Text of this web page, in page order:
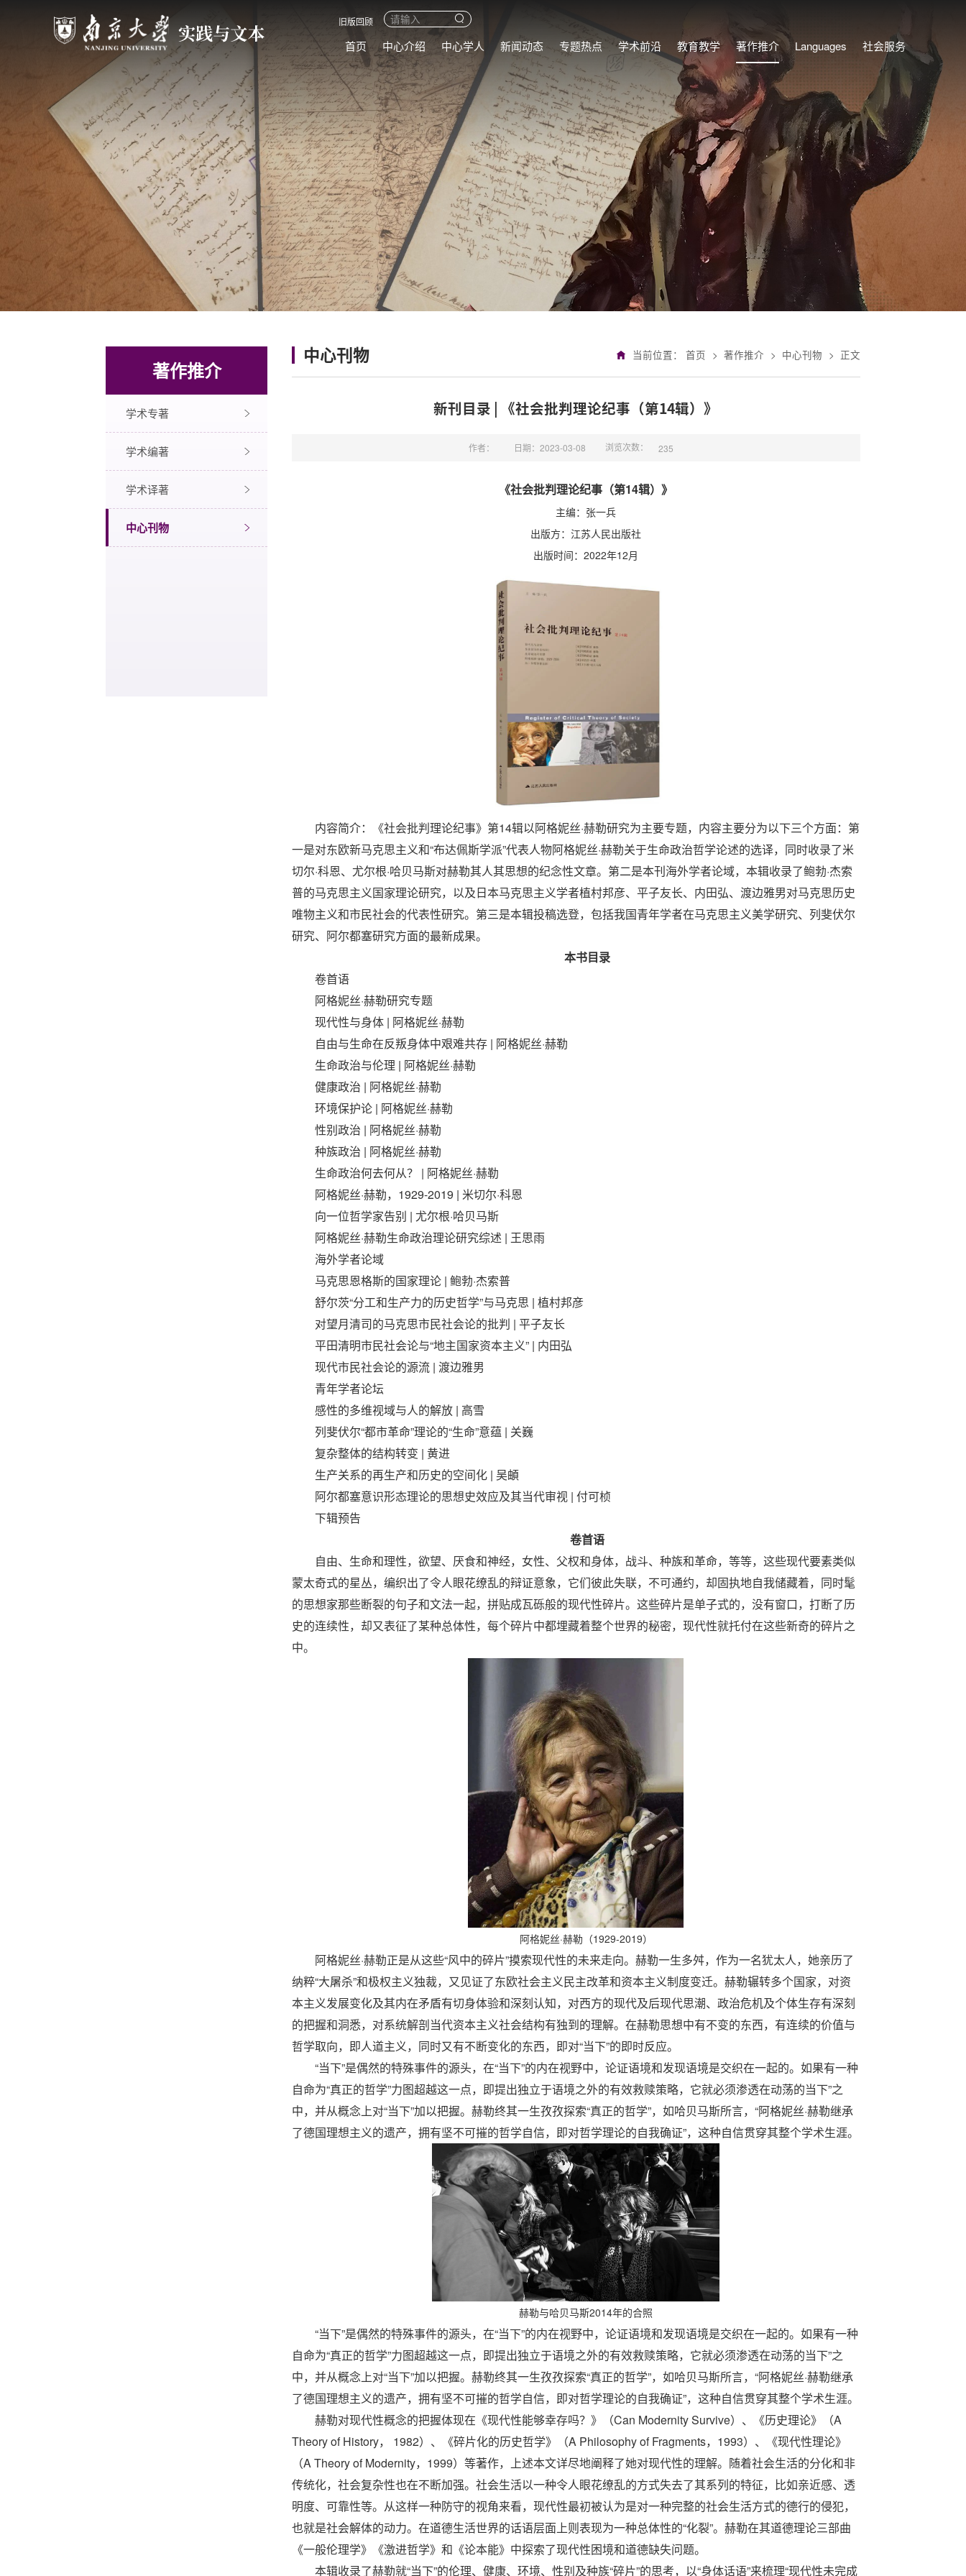
旧版回顾
首页 中心介绍 中心学人 新闻动态 专题热点 学术前沿 教育教学 著作推介 Languages 社会服务
著作推介
学术专著
学术编著
学术译著
中心刊物
中心刊物 当前位置： 首页 > 著作推介 > 中心刊物 > 正文
新刊目录 | 《社会批判理论纪事（第14辑）》
作者： 日期：2023-03-08 浏览次数： 235
《社会批判理论纪事（第14辑）》
主编：张一兵
出版方：江苏人民出版社
出版时间：2022年12月
内容简介：《社会批判理论纪事》第14辑以阿格妮丝·赫勒研究为主要专题，内容主要分为以下三个方面：第
一是对东欧新马克思主义和“布达佩斯学派”代表人物阿格妮丝·赫勒关于生命政治哲学论述的选译，同时收录了米
切尔·科恩、尤尔根·哈贝马斯对赫勒其人其思想的纪念性文章。第二是本刊海外学者论域，本辑收录了鲍勃·杰索
普的马克思主义国家理论研究，以及日本马克思主义学者植村邦彦、平子友长、内田弘、渡边雅男对马克思历史
唯物主义和市民社会的代表性研究。第三是本辑投稿选登，包括我国青年学者在马克思主义美学研究、列斐伏尔
研究、阿尔都塞研究方面的最新成果。
本书目录
卷首语
阿格妮丝·赫勒研究专题
现代性与身体 | 阿格妮丝·赫勒
自由与生命在反叛身体中艰难共存 | 阿格妮丝·赫勒
生命政治与伦理 | 阿格妮丝·赫勒
健康政治 | 阿格妮丝·赫勒
环境保护论 | 阿格妮丝·赫勒
性别政治 | 阿格妮丝·赫勒
种族政治 | 阿格妮丝·赫勒
生命政治何去何从？ | 阿格妮丝·赫勒
阿格妮丝·赫勒，1929-2019 | 米切尔·科恩
向一位哲学家告别 | 尤尔根·哈贝马斯
阿格妮丝·赫勒生命政治理论研究综述 | 王思雨
海外学者论域
马克思恩格斯的国家理论 | 鲍勃·杰索普
舒尔茨“分工和生产力的历史哲学”与马克思 | 植村邦彦
对望月清司的马克思市民社会论的批判 | 平子友长
平田清明市民社会论与“地主国家资本主义” | 内田弘
现代市民社会论的源流 | 渡边雅男
青年学者论坛
感性的多维视域与人的解放 | 高雪
列斐伏尔“都市革命”理论的“生命”意蕴 | 关巍
复杂整体的结构转变 | 黄进
生产关系的再生产和历史的空间化 | 吴頔
阿尔都塞意识形态理论的思想史效应及其当代审视 | 付可桢
下辑预告
卷首语
自由、生命和理性，欲望、厌食和神经，女性、父权和身体，战斗、种族和革命，等等，这些现代要素类似
蒙太奇式的星丛，编织出了令人眼花缭乱的辩证意象，它们彼此失联，不可通约，却固执地自我储藏着，同时髦
的思想家那些断裂的句子和文法一起，拼贴成瓦砾般的现代性碎片。这些碎片是单子式的，没有窗口，打断了历
史的连续性，却又表征了某种总体性，每个碎片中都埋藏着整个世界的秘密，现代性就托付在这些新奇的碎片之
中。
阿格妮丝·赫勒（1929-2019）
阿格妮丝·赫勒正是从这些“风中的碎片”摸索现代性的未来走向。赫勒一生多舛，作为一名犹太人，她亲历了
纳粹“大屠杀”和极权主义独裁，又见证了东欧社会主义民主改革和资本主义制度变迁。赫勒辗转多个国家，对资
本主义发展变化及其内在矛盾有切身体验和深刻认知，对西方的现代及后现代思潮、政治危机及个体生存有深刻
的把握和洞悉，对系统解剖当代资本主义社会结构有独到的理解。在赫勒思想中有不变的东西，有连续的价值与
哲学取向，即人道主义，同时又有不断变化的东西，即对“当下”的即时反应。
“当下”是偶然的特殊事件的源头，在“当下”的内在视野中，论证语境和发现语境是交织在一起的。如果有一种
自命为“真正的哲学”力图超越这一点，即提出独立于语境之外的有效救赎策略，它就必须渗透在动荡的当下”之
中，并从概念上对“当下”加以把握。赫勒终其一生孜孜探索“真正的哲学”，如哈贝马斯所言，“阿格妮丝·赫勒继承
了德国理想主义的遗产，拥有坚不可摧的哲学自信，即对哲学理论的自我确证”，这种自信贯穿其整个学术生涯。
赫勒与哈贝马斯2014年的合照
“当下”是偶然的特殊事件的源头，在“当下”的内在视野中，论证语境和发现语境是交织在一起的。如果有一种
自命为“真正的哲学”力图超越这一点，即提出独立于语境之外的有效救赎策略，它就必须渗透在动荡的当下”之
中，并从概念上对“当下”加以把握。赫勒终其一生孜孜探索“真正的哲学”，如哈贝马斯所言，“阿格妮丝·赫勒继承
了德国理想主义的遗产，拥有坚不可摧的哲学自信，即对哲学理论的自我确证”，这种自信贯穿其整个学术生涯。
赫勒对现代性概念的把握体现在《现代性能够幸存吗？》（Can Modernity Survive）、《历史理论》（A
Theory of History， 1982）、《碎片化的历史哲学》（A Philosophy of Fragments，1993）、《现代性理论》
（A Theory of Modernity，1999）等著作，上述本文详尽地阐释了她对现代性的理解。随着社会生活的分化和非
传统化，社会复杂性也在不断加强。社会生活以一种令人眼花缭乱的方式失去了其系列的特征，比如亲近感、透
明度、可靠性等。从这样一种防守的视角来看，现代性最初被认为是对一种完整的社会生活方式的德行的侵犯，
也就是社会解体的动力。在道德生活世界的话语层面上则表现为一种总体性的“化裂”。赫勒在其道德理论三部曲
《一般伦理学》《激进哲学》和《论本能》中探索了现代性困境和道德缺失问题。
本辑收录了赫勒就“当下”的伦理、健康、环境、性别及种族“碎片”的思考，以“身体话语”来梳理“现代性未完成